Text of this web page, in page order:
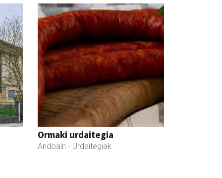
Ormaki urdaitegia
Andoain - Urdaitegiak